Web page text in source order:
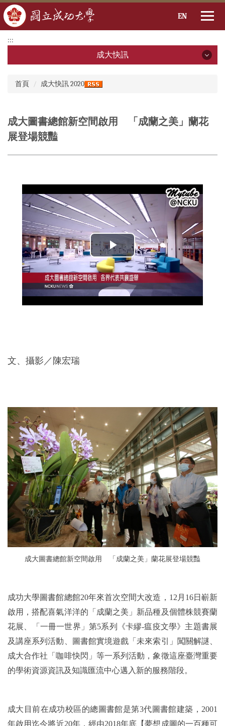
到
要
EN
:::
成大快訊
2025年
2024年
2021年
2020年
2019年
首頁
成大快訊 2020
成大圖書總館新空間啟用 「成蘭之美」蘭花
展登場競豔
文、攝影／陳宏瑞
成大圖書總館新空間啟用 「成蘭之美」蘭花展登場競豔
成功大學圖書館總館20年來首次空間大改造，12月16日嶄新
啟用，搭配喜氣洋洋的「成蘭之美」新品種及個體株競賽蘭
花展、「一冊一世界」第5系列《卡繆-瘟疫文學》主題書展
及講座系列活動、圖書館實境遊戲「未來索引」闖關解謎、
成大合作社「咖啡快閃」等一系列活動，象徵這座臺灣重要
的學術資源資訊及知識匯流中心邁入新的服務階段。
成大目前在成功校區的總圖書館是第3代圖書館建築，2001
年啟用迄今將近20年，經由2018年底【夢想成圖的一百種可